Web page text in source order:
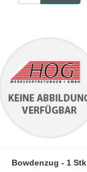
Bowdenzug - 1 Stk